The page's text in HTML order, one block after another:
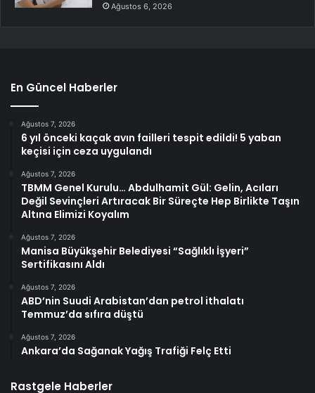
Ağustos 6, 2026
En Güncel Haberler
Ağustos 7, 2026
6 yıl önceki kaçak avın failleri tespit edildi! 5 yaban
keçisi için ceza uygulandı
Ağustos 7, 2026
TBMM Genel Kurulu… Abdulhamit Gül: Gelin, Acıları
Değil Sevinçleri Artıracak Bir Süreçte Hep Birlikte Taşın
Altına Elimizi Koyalım
Ağustos 7, 2026
Manisa Büyükşehir Belediyesi “Sağlıklı İşyeri”
Sertifikasını Aldı
Ağustos 7, 2026
ABD’nin Suudi Arabistan’dan petrol ithalatı
Temmuz’da sıfıra düştü
Ağustos 7, 2026
Ankara’da Sağanak Yağış Trafiği Felç Etti
Rastgele Haberler